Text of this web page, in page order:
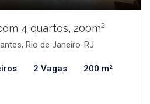
4 quartos, 200m²
Rio de Janeiro-RJ
2 Vagas 200 m²